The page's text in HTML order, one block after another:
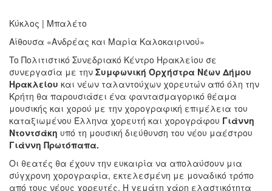
ΠΟΛΙΤΙΣΜΟΣ
ΠΟΛΗ
Κύκλος | Μπαλέτο
Αίθουσα «Ανδρέας και Μαρία Καλοκαιρινού»
To Πολιτιστικό Συνεδριακό Κέντρο Ηρακλείου σε
συνεργασία με την Συμφωνική Ορχήστρα Νέων Δήμου
Ηρακλείου και νέων ταλαντούχων χορευτών από όλη την
Κρήτη θα παρουσιάσει ένα φαντασμαγορικό θέαμα
μουσικής και χορού με την χορογραφική επιμέλεια του
καταξιωμένου Έλληνα χορευτή και χορογράφου Γιάννη
Ντοντσάκη υπό τη μουσική διεύθυνση του νέου μαέστρου
Γιάννη Πρωτόπαπα.
Οι θεατές θα έχουν την ευκαιρία να απολαύσουν μια
σύγχρονη χορογραφία, εκτελεσμένη με μοναδικό τρόπο
από τους νέους χορευτές. Η γεμάτη χάρη ελαστικότητα